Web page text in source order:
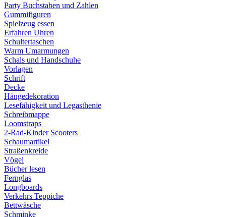
Party Buchstaben und Zahlen
Gummifiguren
Spielzeug essen
Erfahren Uhren
Schultertaschen
Warm Umarmungen
Schals und Handschuhe
Vorlagen
Schrift
Decke
Hängedekoration
Lesefähigkeit und Legasthenie
Schreibmappe
Loomstraps
2-Rad-Kinder Scooters
Schaumartikel
Straßenkreide
Vögel
Bücher lesen
Fernglas
Longboards
Verkehrs Teppiche
Bettwäsche
Schminke